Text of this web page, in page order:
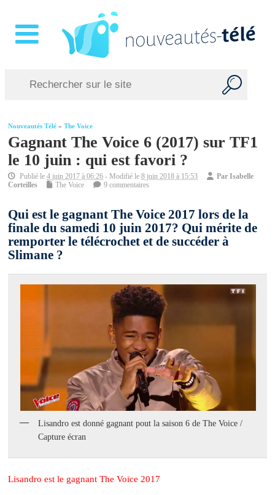
Nouveautés Télé »The Voice
Gagnant The Voice 6 (2017) sur TF1
le 10 juin : qui est favori ?
Publié le4 juin 2017 à 06:26 - Modifié le8 juin 2018 à 15:53 ParIsabelle
Corteilles
The Voice 9 commentaires
Qui est le gagnant The Voice 2017 lors de la
finale du samedi 10 juin 2017? Qui mérite de
remporter le télécrochet et de succéder à
Slimane ?
Lisandro est donné gagnant pout la saison 6 de The Voice /
Capture écran
Lisandro est le gagnant The Voice 2017